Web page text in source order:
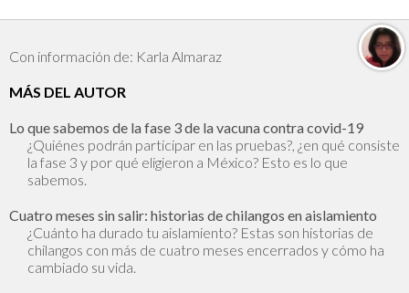
Con información de: Karla Almaraz
MÁS DEL AUTOR
Lo que sabemos de la fase 3 de la vacuna contra covid-19
¿Quiénes podrán participar en las pruebas?, ¿en qué consiste
la fase 3 y por qué eligieron a México? Esto es lo que
sabemos.
Cuatro meses sin salir: historias de chilangos en aislamiento
¿Cuánto ha durado tu aislamiento? Estas son historias de
chilangos con más de cuatro meses encerrados y cómo ha
cambiado su vida.